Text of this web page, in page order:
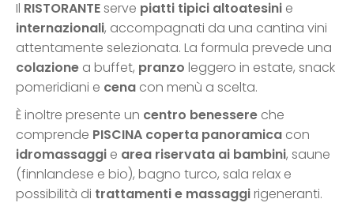
Il RISTORANTEserve piatti tipici altoatesini e
internazionali, accompagnati da una cantina vini
attentamente selezionata. La formula prevede una
colazione a buffet, pranzo leggero in estate, snack
pomeridiani e cena con menù a scelta.
È inoltre presente un centro benessere che
comprende PISCINA coperta panoramica con
idromassaggi e area riservata ai bambini, saune
(finnlandese e bio), bagno turco, sala relax e
possibilità di trattamenti e massaggirigeneranti.